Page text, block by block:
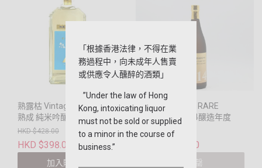
熟露枯 Vintage Bottle 5年
熟成 純米吟釀
HKD $428.00
HKD $398.00
加入購物車
大七 生酛純米 RARE
VINTAGE 2014醸造年度
HKD $328.00
HKD $228.00
售罄
「根據香港法律，不得在業
務過程中，向未成年人售賣
或供應令人醺醉的酒類」
”Under the law of Hong
Kong, intoxicating liquor
must not be sold or supplied
to a minor in the course of
business.”